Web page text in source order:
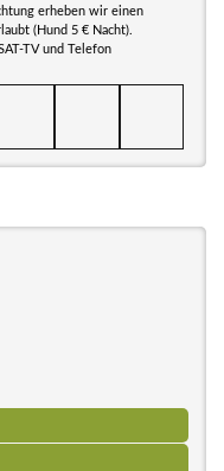
erheben wir einen
(Hund 5 € Nacht).
TV und Telefon